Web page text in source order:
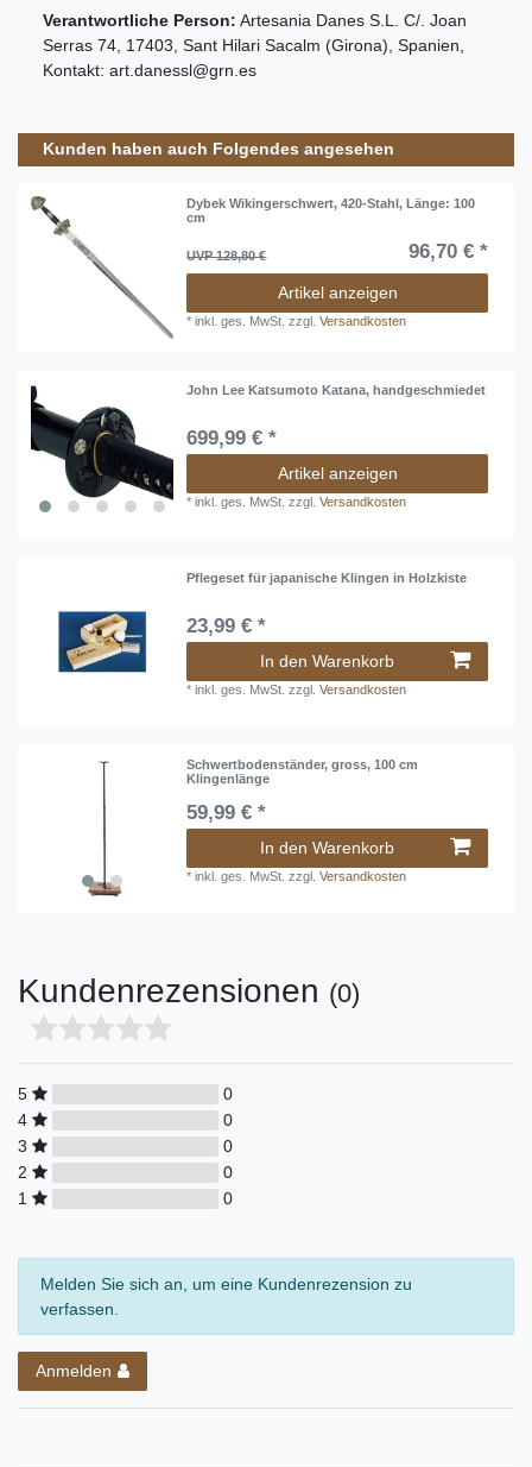
Verantwortliche Person: Artesania Danes S.L.
C/. Joan
Serras 74 17403 Sant Hilari Sacalm (Girona) Spanien
Kontakt: art.danessl@grn.es
Kunden haben auch Folgendes angesehen
Dybek Wikingerschwert, 420-Stahl, Länge: 100
cm
UVP 128,80 € 96,70 € *
Artikel anzeigen
*inkl. ges. MwSt. zzgl.Versandkosten
John Lee Katsumoto Katana, handgeschmiedet
699,99 € *
Artikel anzeigen
*inkl. ges. MwSt. zzgl.Versandkosten
Pflegeset für japanische Klingen in Holzkiste
23,99 € *
In den Warenkorb
*inkl. ges. MwSt. zzgl.Versandkosten
Schwertbodenständer, gross, 100 cm
Klingenlänge
59,99 € *
In den Warenkorb
*inkl. ges. MwSt. zzgl.Versandkosten
Kundenrezensionen (0)
5
0
4
0
3
0
2
0
1
0
Melden Sie sich an, um eine Kundenrezension zu
verfassen.
Anmelden